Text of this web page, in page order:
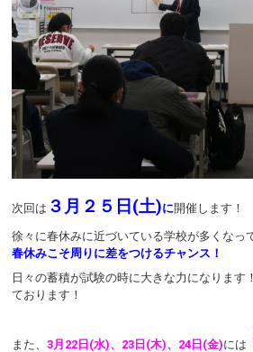
次回は ３月２５日(土)に開催します！
徐々に春休みに近づいている学校が多くなっ
春休みこそ周りに差をつけるチャンス！
日々の蓄積が試験の時に大きな力になります
ております！
また、3月22日(水)、23日(木)、24日(金)には